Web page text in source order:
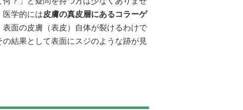
医学的には皮膚の真皮層にあるコラーゲ
面の皮膚（表皮）自体が裂けるわけで
結果として表面にスジのような跡が見